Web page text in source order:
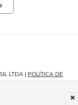
LTDA | POLÍTICA DE